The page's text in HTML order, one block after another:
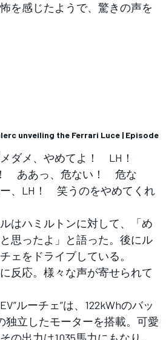
を感じたようで、驚きの声を
unveiling the Ferrari Luce | Episode
ダメ、やめてよ！ LH！
ああっ、危ない！ 危な
、LH！ 笑うのをやめてくれ
はハミルトンに対して、「め
思ったよ」と語った。後にル
ェをドライブしている。
反応。様々な声が寄せられて
ルーチェ”は、122kWhのバッ
独立したモーターを搭載。可愛